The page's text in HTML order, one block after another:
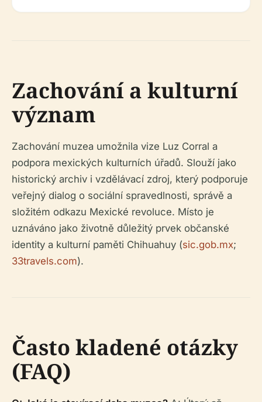
Zachování a kulturní
význam
Zachování muzea umožnila vize Luz Corral a
podpora mexických kulturních úřadů. Slouží jako
historický archiv i vzdělávací zdroj, který podporuje
veřejný dialog o sociální spravedlnosti, správě a
složitém odkazu Mexické revoluce. Místo je
uznáváno jako životně důležitý prvek občanské
identity a kulturní paměti Chihuahuy (sic.gob.mx;
33travels.com).
Často kladené otázky
(FAQ)